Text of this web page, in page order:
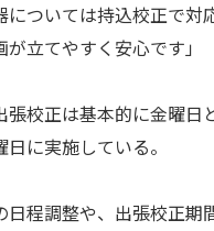
については持込校正で
が立てやすく安心です」
張校正は基本的に金曜
日に実施している。
日程調整や、出張校正